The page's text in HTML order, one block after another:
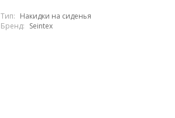
Тип: Накидки на сиденья
Бренд: Seintex